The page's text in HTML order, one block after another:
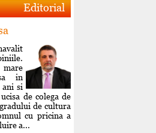
Editorial
in
ani si
de colega de
de cultura
cu pricina a
a...